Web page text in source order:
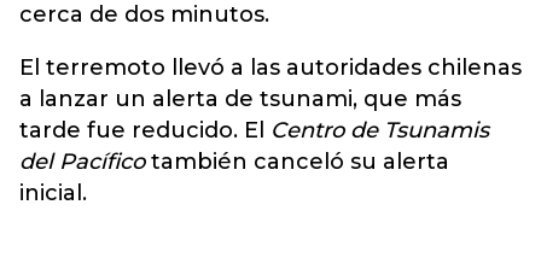
cerca de dos minutos.
El terremoto llevó a las autoridades chilenas
a lanzar un alerta de tsunami, que más
tarde fue reducido. El Centro de Tsunamis
del Pacíficotambién canceló su alerta
inicial.